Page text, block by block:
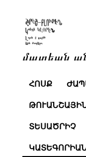
մատեան
ՀՈՍՔ
ՏԵՍԱԾՐԻՉ